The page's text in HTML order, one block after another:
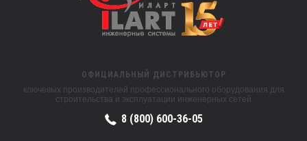
ОФИЦИАЛЬНЫЙ ДИСТРИБЬЮТОР
ключевых производителей профессионального оборудования для
строительства и эксплуатации инженерных сетей
8 (800) 600-36-05